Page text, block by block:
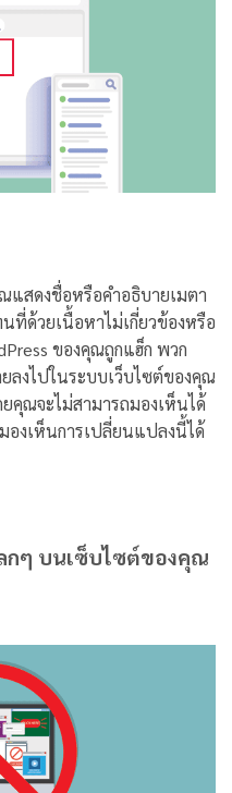
แสดงชื่อหรือคำอธิบายเมตา
ที่ด้วยเนื้อหาไม่เกี่ยวข้องหรือ
ของคุณถูกแฮ็ก พวก
ลงไปในระบบเว็บไซต์ของคุณ
คุณจะไม่สามารถมองเห็นได้
งเห็นการเปลี่ยนแปลงนี้ได้
ๆ บนเซ็บไซต์ของคุณ